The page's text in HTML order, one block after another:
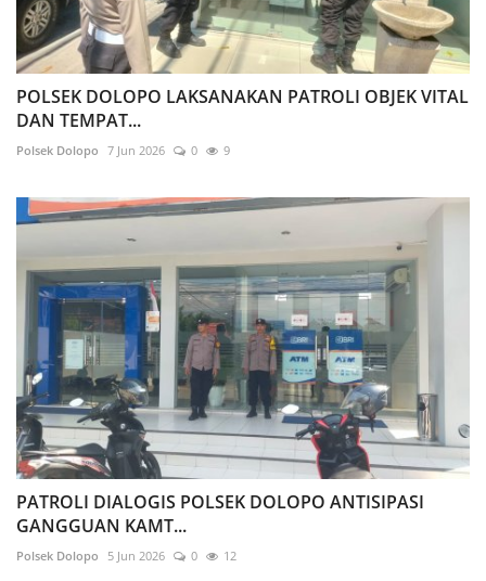
POLSEK DOLOPO LAKSANAKAN PATROLI OBJEK VITAL
DAN TEMPAT...
Polsek Dolopo 7 Jun 2026 0 9
PATROLI DIALOGIS POLSEK DOLOPO ANTISIPASI
GANGGUAN KAMT...
Polsek Dolopo 5 Jun 2026 0 12